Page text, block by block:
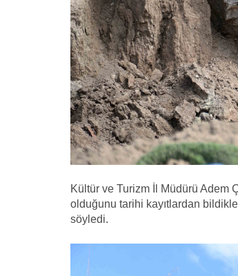
Kültür ve Turizm İl Müdürü Adem
olduğunu tarihi kayıtlardan
söyledi.